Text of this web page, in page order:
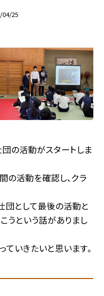
04/25
の活動がスタートしま
の活動を確認し、クラ
団として最後の活動と
うという話がありまし
ていきたいと思います。